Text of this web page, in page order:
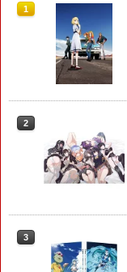
1
1
2
3
1
2
3
1
2
3